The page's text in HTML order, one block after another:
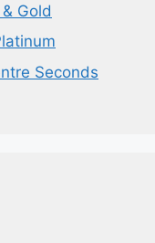
Gold
Seconds